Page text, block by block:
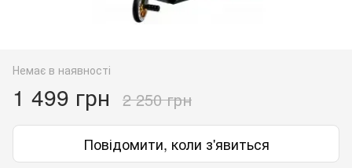
Немає в наявності
1 499 грн 2 250 грн
Повідомити, коли з'явиться